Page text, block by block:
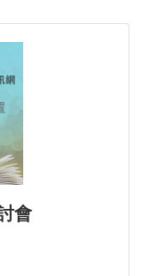
會